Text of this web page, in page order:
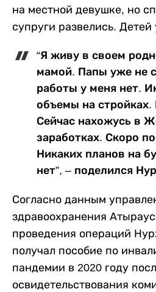
на местной девушке, но
супруги развелись. Детей
“Я живу в своем
мамой. Папы уже не
работы у меня нет.
объемы на стройках.
Сейчас нахожусь в
заработках. Скоро
Никаких планов на
нет”, – поделился
Согласно данным
здравоохранения
проведения операций
получал пособие по
пандемии в 2020 году
освидетельствования